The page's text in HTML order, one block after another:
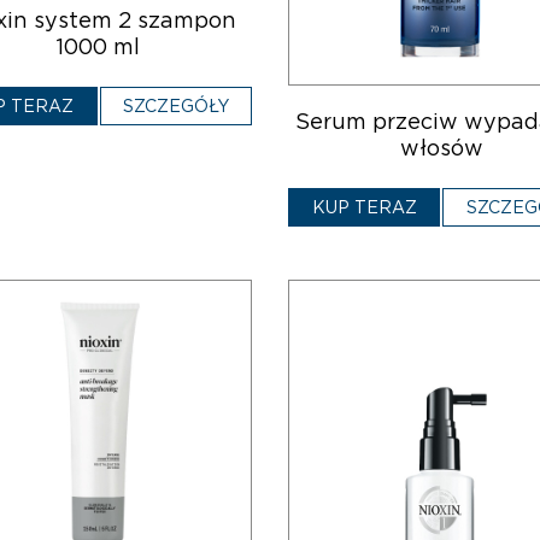
system 2 szampon
1000 ml
TERAZ SZCZEGÓŁY
Serum przeciw
włosów
KUP TERAZ